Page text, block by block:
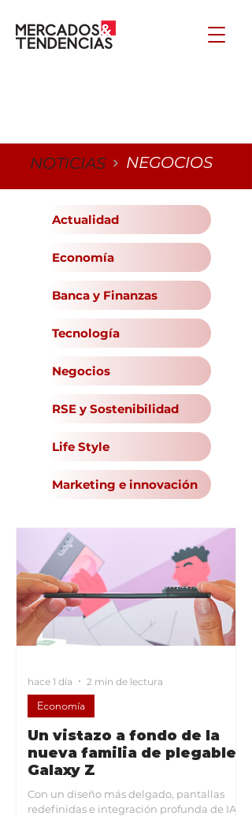
NOTICIAS NEGOCIOS
Actualidad
Economía
Banca y Finanzas
Tecnología
Negocios
RSE y Sostenibilidad
Life Style
Marketing e innovación
Un vistazo a fondo de la
nueva familia de plegables
Galaxy Z
Con un diseño más delgado, pantallas
redefinidas e integración profunda de IA
Economía
hace 1 día 2 min de lectura